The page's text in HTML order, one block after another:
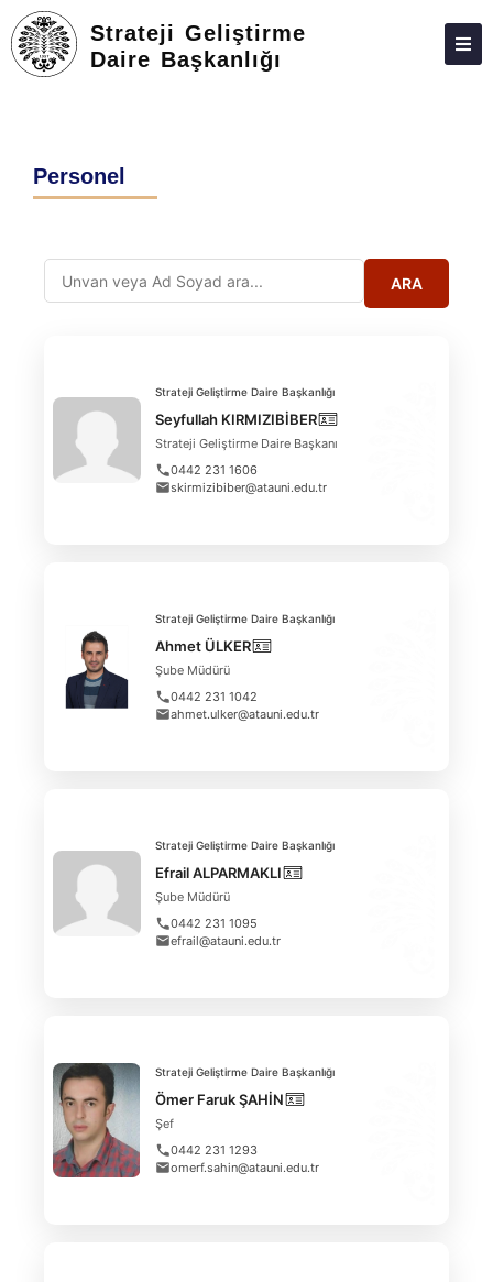
Strateji Geliştirme
Daire Başkanlığı
RAPORLAR VE TABLOLAR
Personel
ARA
Strateji Geliştirme Daire Başkanlığı
Seyfullah KIRMIZIBİBER
Strateji Geliştirme Daire Başkanı
0442 231 1606
skirmizibiber@atauni.edu.tr
Strateji Geliştirme Daire Başkanlığı
Ahmet ÜLKER
Şube Müdürü
0442 231 1042
ahmet.ulker@atauni.edu.tr
Strateji Geliştirme Daire Başkanlığı
Efrail ALPARMAKLI
Şube Müdürü
0442 231 1095
efrail@atauni.edu.tr
Strateji Geliştirme Daire Başkanlığı
Ömer Faruk ŞAHİN
Şef
0442 231 1293
omerf.sahin@atauni.edu.tr